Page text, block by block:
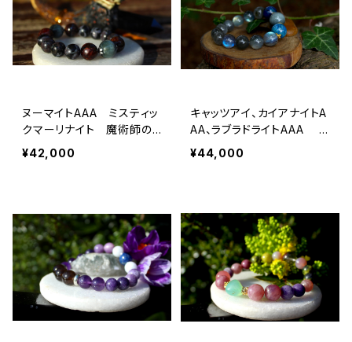
ヌーマイトAAA ミスティッ
クマーリナイト 魔術師の
為のブレスレット 大玉
¥42,000
キャッツアイ、カイアナイトA
AA、ラブラドライトAAA
直感力、決断力、心霊能力、
宇宙からのメッセージ
¥44,000